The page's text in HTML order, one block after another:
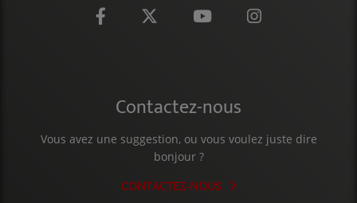
Contactez-nous
Vous avez une suggestion, ou vous voulez juste dire
bonjour ?
CONTACTEZ-NOUS